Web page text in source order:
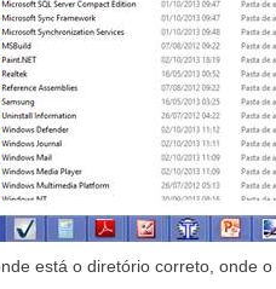
está o diretório correto, onde